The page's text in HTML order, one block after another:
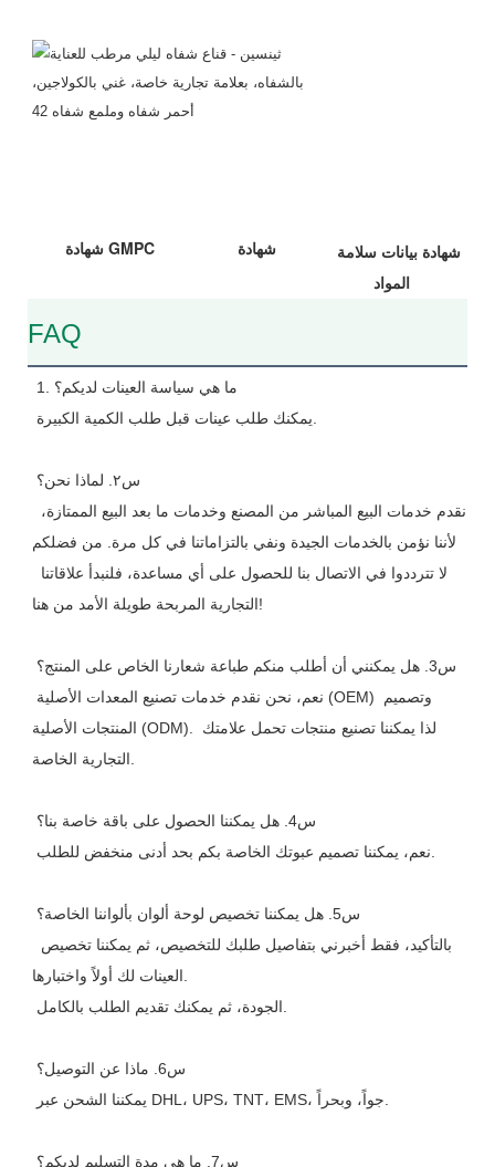
شهادة GMPC شهادة
المواد
FAQ
1. ما هي سياسة العينات لديكم؟
يمكنك طلب عينات قبل طلب الكمية الكبيرة.
س٢. لماذا نحن؟
لأننا نؤمن بالخدمات الجيدة ونفي بالتزاماتنا في كل مرة. من فضلكم
التجارية المربحة طويلة الأمد من هنا!
س3. هل يمكنني أن أطلب منكم طباعة شعارنا الخاص على المنتج؟
المنتجات الأصلية (ODM). لذا يمكننا تصنيع منتجات تحمل علامتك
التجارية الخاصة.
س4. هل يمكننا الحصول على باقة خاصة بنا؟
نعم، يمكننا تصميم عبوتك الخاصة بكم بحد أدنى منخفض للطلب.
س5. هل يمكننا تخصيص لوحة ألوان بألواننا الخاصة؟
العينات لك أولاً واختبارها.
الجودة، ثم يمكنك تقديم الطلب بالكامل.
س6. ماذا عن التوصيل؟
يمكننا الشحن عبر DHL، UPS، TNT، EMS، جواً، وبحراً.
س7. ما هي مدة التسليم لديكم؟